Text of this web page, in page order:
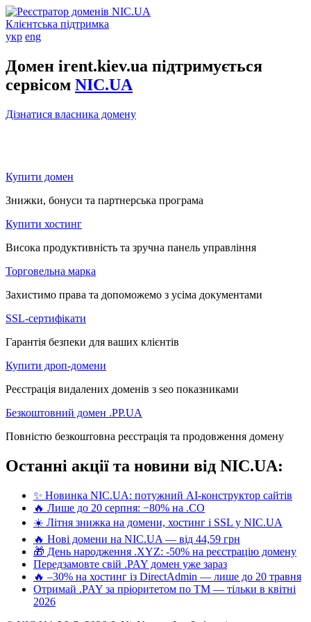
Клієнтська підтримка
укр eng
Домен irent.kiev.ua підтримується
сервісом NIC.UA
Дізнатися власника домену
Купити домен
Знижки, бонуси та партнерська програма
Купити хостинг
Висока продуктивність та зручна панель управління
Торговельна марка
Захистимо права та допоможемо з усіма документами
SSL-сертифікати
Гарантія безпеки для ваших клієнтів
Купити дроп-домени
Реєстрація видалених доменів з seo показниками
Безкоштовний домен .PP.UA
Повністю безкоштовна реєстрація та продовження домену
Останні акції та новини від NIC.UA:
✨ Новинка NIC.UA: потужний AI-конструктор сайтів
🔥 Лише до 20 серпня: −80% на .CO
☀️ Літня знижка на домени, хостинг і SSL у NIC.UA
🔥 Нові домени на NIC.UA — від 44,59 грн
🎁 День народження .XYZ: -50% на реєстрацію домену
Передзамовте свій .PAY домен уже зараз
🔥 –30% на хостинг із DirectAdmin — лише до 20 травня
Отримай .PAY за пріоритетом по ТМ — тільки в квітні
2026